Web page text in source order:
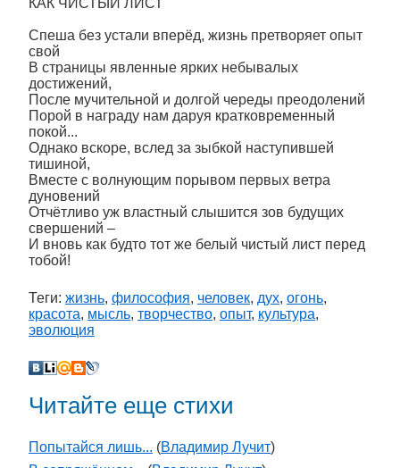
КАК ЧИСТЫЙ ЛИСТ
Спеша без устали вперёд, жизнь претворяет опыт
свой
В страницы явленные ярких небывалых
достижений,
После мучительной и долгой череды преодолений
Порой в награду нам даруя кратковременный
покой...
Однако вскоре, вслед за зыбкой наступившей
тишиной,
Вместе с волнующим порывом первых ветра
дуновений
Отчётливо уж властный слышится зов будущих
свершений –
И вновь как будто тот же белый чистый лист перед
тобой!
Теги: жизнь, философия, человек, дух, огонь,
красота, мысль, творчество, опыт, культура,
эволюция
Читайте еще стихи
Попытайся лишь... (Владимир Лучит)